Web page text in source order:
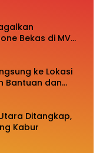
Bekas di MV
ke Lokasi
Bantuan dan
Ditangkap,
Kabur